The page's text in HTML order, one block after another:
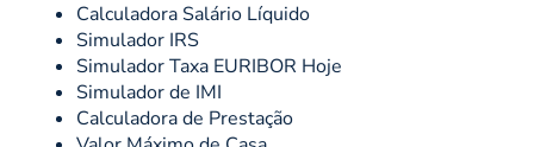
Calculadora Salário Líquido
Simulador IRS
Simulador Taxa EURIBOR Hoje
Simulador de IMI
Calculadora de Prestação